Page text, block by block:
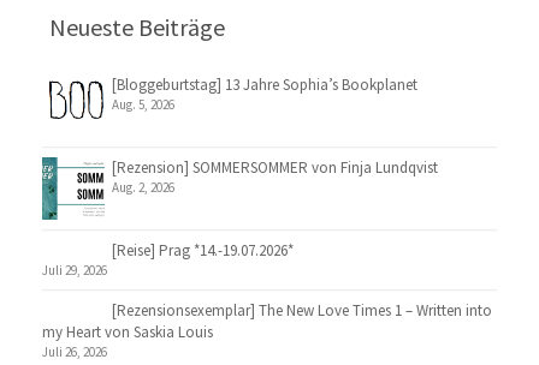
Neueste Beiträge
[Bloggeburtstag] 13 Jahre Sophia’s Bookplanet
Aug. 5, 2026
[Rezension] SOMMERSOMMER von Finja Lundqvist
Aug. 2, 2026
[Reise] Prag *14.-19.07.2026*
Juli 29, 2026
[Rezensionsexemplar] The New Love Times 1 – Written into
my Heart von Saskia Louis
Juli 26, 2026